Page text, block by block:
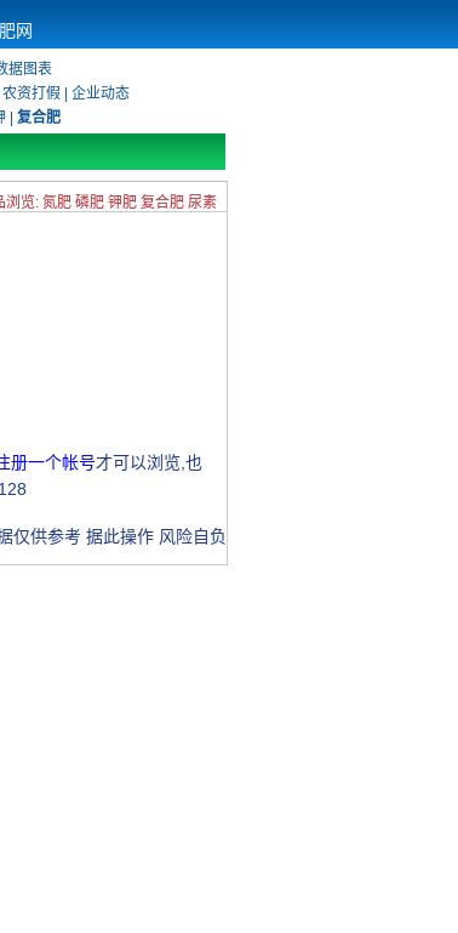
网
据图表
农资打假
企业动态
复合肥
浏览: 氮肥 磷肥 钾肥 复合肥 尿素
册一个帐号才可以浏览,也
供参考 据此操作 风险自负